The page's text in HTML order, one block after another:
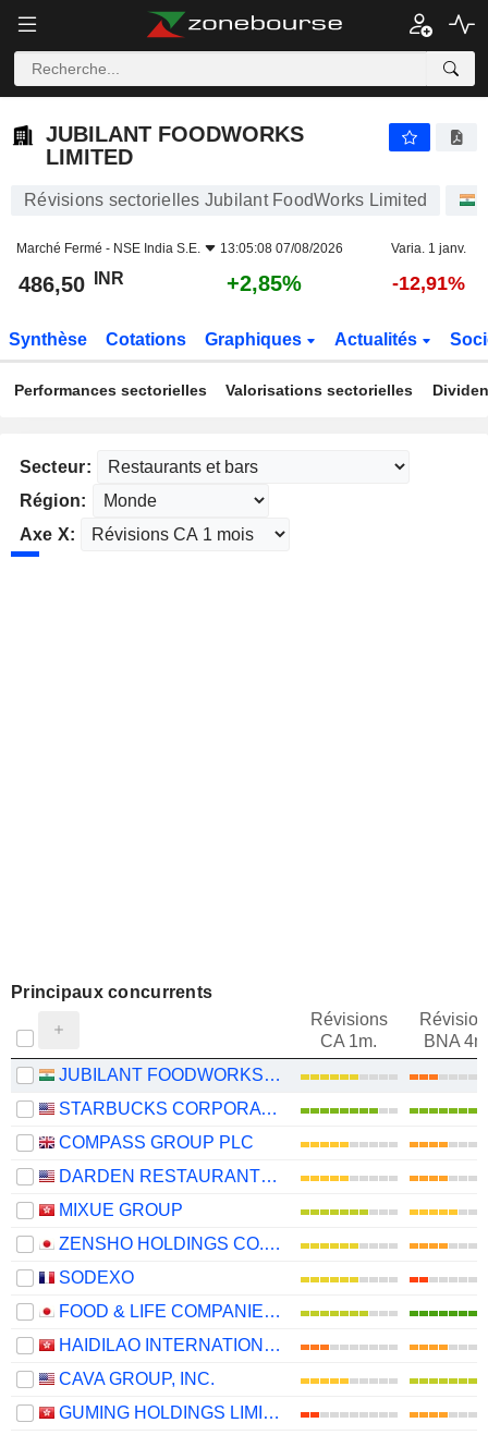
JUBILANT FOODWORKS
LIMITED
Révisions sectorielles Jubilant FoodWorks Limited
Marché Fermé - NSE India S.E. 13:05:08 07/08/2026 Varia. 1 janv.
486,50 INR +2,85% -12,91%
Synthèse Cotations Graphiques Actualités
Performances sectorielles Valorisations sectorielles
Secteur:
Région:
Axe X:
Principaux concurrents
Révisions
CA 1m.
BNA
JUBILANT FOODWORKS LIMITED
STARBUCKS CORPORATION
COMPASS GROUP PLC
DARDEN RESTAURANTS, INC.
MIXUE GROUP
ZENSHO HOLDINGS CO., LTD.
SODEXO
FOOD & LIFE COMPANIES LTD.
HAIDILAO INTERNATIONAL HOLDING LTD.
CAVA GROUP, INC.
GUMING HOLDINGS LIMITED